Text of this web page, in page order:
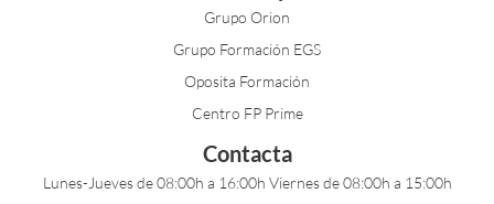
Grupo Orion
Grupo Formación EGS
Oposita Formación
Centro FP Prime
Contacta
Lunes-Jueves de 08:00h a 16:00h Viernes de 08:00h a 15:00h